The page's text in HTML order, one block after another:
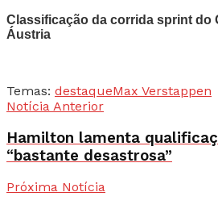
Classificação da corrida sprint do
Áustria
Temas: destaqueMax Verstappen
Notícia Anterior
Hamilton lamenta
“bastante desastrosa”
Próxima Notícia